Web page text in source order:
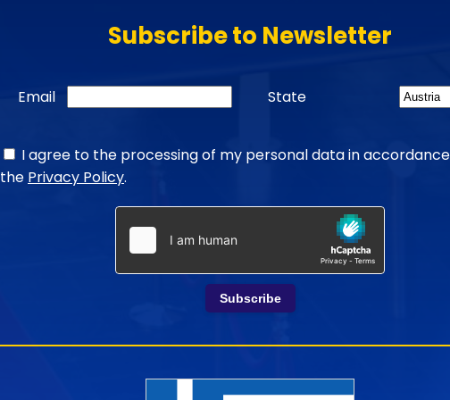
Subscribe to Newsletter
Email State
I agree to the processing of my personal data in
the Privacy Policy.
Subscribe